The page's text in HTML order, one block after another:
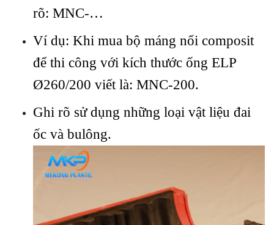
rõ: MNC-…
Ví dụ: Khi mua bộ máng nối composit
để thi công với kích thước ống ELP
Ø260/200 viết là: MNC-200.
Ghi rõ sử dụng những loại vật liệu đai
ốc và bulông.